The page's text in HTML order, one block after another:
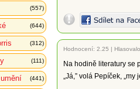
(557)
(644)
(312)
(111)
(441)
Hodnocení: 2.25 |
Na hodině literatury se
„Já,” volá Pepíček,